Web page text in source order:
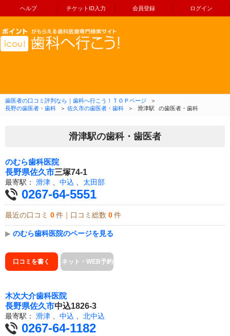
ヘルプ チケットID入力 会員登録 ログイン
コンテンツへ移動
歯医者の口コミ評判なら｜歯科へ行こう！ＴＯＰページ
＞
長野の歯医者・歯科
＞ 佐久市の歯医者・歯科 ＞ 滑津駅 の歯医者・歯科
滑津駅の歯科・歯医者
のむら歯科医院
長野県佐久市三塚74-1
最寄駅： 滑津 中込 太田部
0267-64-5551
最近の口コミ 0 件｜口コミ総数 0 件
▶ のむら歯科医院のページを見る
口コミを書く ネット・WEB予約
木次大介歯科医院
長野県佐久市中込1826-3
最寄駅： 滑津 、 中込 、 北中込
0267-64-1182